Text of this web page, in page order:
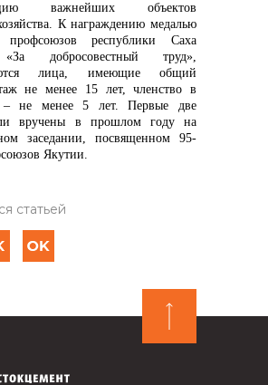
важнейших объектов
К награждению медалью
профсоюзов республики Саха
добросовестный труд»,
лица, имеющие общий
не менее 15 лет, членство в
– не менее 5 лет. Первые две
вручены в прошлом году на
заседании, посвященном 95-
Якутии.
статьей